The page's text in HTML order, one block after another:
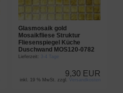
Glasmosaik gold
Mosaikfliese Struktur
Fliesenspiegel Küche
Duschwand MOS120-0782
Lieferzeit: 3-4 Tage
9,30 EUR
inkl. 19 % MwSt. zzgl.Versandkosten